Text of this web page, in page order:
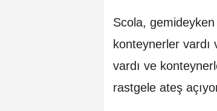
Scola,
konteynerler
vardı ve
rastgele ateş